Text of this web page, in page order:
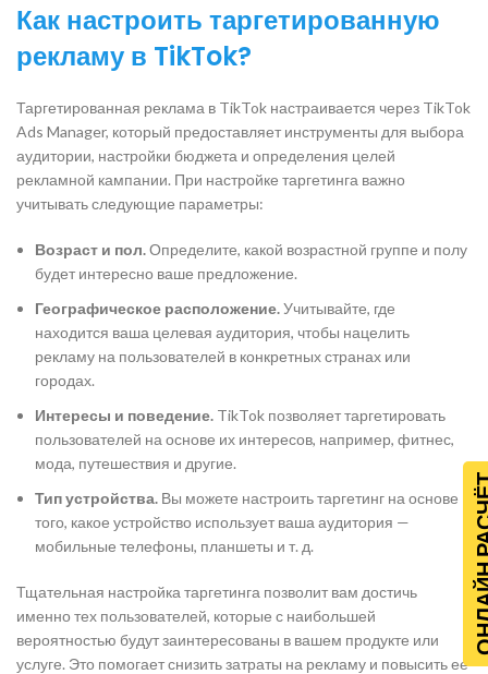
Как настроить таргетированную
рекламу в TikTok?
Таргетированная реклама в TikTok настраивается через TikTok
Ads Manager, который предоставляет инструменты для выбора
аудитории, настройки бюджета и определения целей
рекламной кампании. При настройке таргетинга важно
учитывать следующие параметры:
Возраст и пол.Определите, какой возрастной группе и полу
будет интересно ваше предложение.
Географическое расположение.Учитывайте, где
находится ваша целевая аудитория, чтобы нацелить
рекламу на пользователей в конкретных странах или
городах.
Интересы и поведение. TikTok позволяет таргетировать
пользователей на основе их интересов, например, фитнес,
мода, путешествия и другие.
Тип устройства. Вы можете настроить таргетинг на основе
того, какое устройство использует ваша аудитория —
мобильные телефоны, планшеты и т. д.
Тщательная настройка таргетинга позволит вам достичь
именно тех пользователей, которые с наибольшей
вероятностью будут заинтересованы в вашем продукте или
услуге. Это помогает снизить затраты на рекламу и повысить ее